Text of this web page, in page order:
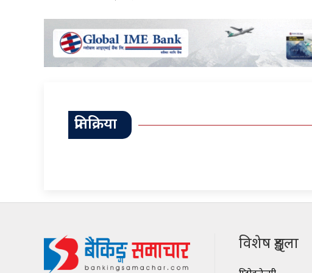
प्रतिक्रिया
विशेष शृङ्खला